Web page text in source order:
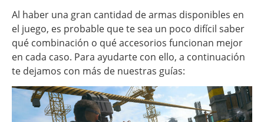
Al haber una gran cantidad de armas disponibles en
el juego, es probable que te sea un poco difícil saber
qué combinación o qué accesorios funcionan mejor
en cada caso. Para ayudarte con ello, a continuación
te dejamos con más de nuestras guías: